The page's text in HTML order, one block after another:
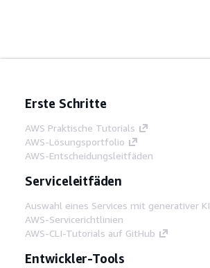
Erste Schritte
AWS Praktische Tutorials
AWS-Lösungsportfolio
AWS-Entscheidungsleitfäden
Serviceleitfäden
Auswahl eines Services mit generativer KI
AWS-Servicerichtlinien
AWS-CLI-Tutorials auf GitHub
Entwickler-Tools